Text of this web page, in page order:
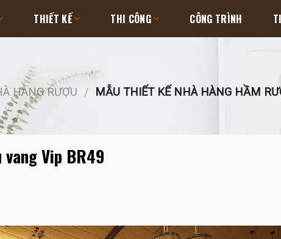
THIẾT KẾ THI CÔNG CÔNG TRÌNH
HÀNG RƯỢU / MẪU THIẾT KẾ NHÀ HÀNG HẦM
Vip BR49